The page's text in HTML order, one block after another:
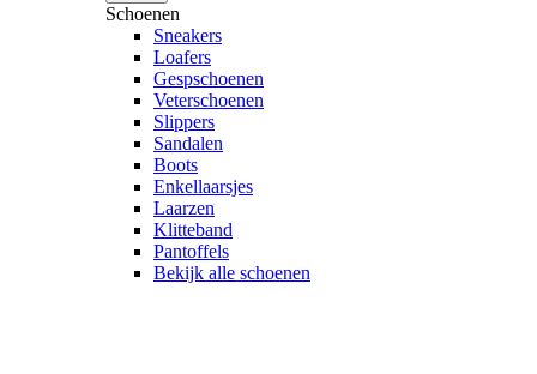
Schoenen
Sneakers
Loafers
Gespschoenen
Veterschoenen
Slippers
Sandalen
Boots
Enkellaarsjes
Laarzen
Klitteband
Pantoffels
Bekijk alle schoenen